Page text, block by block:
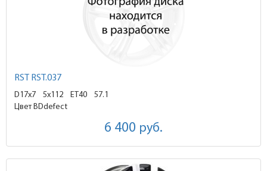
RST RST.037
D17x7 5x112 ET40
57.1
Цвет BDdefect
6 400 руб.